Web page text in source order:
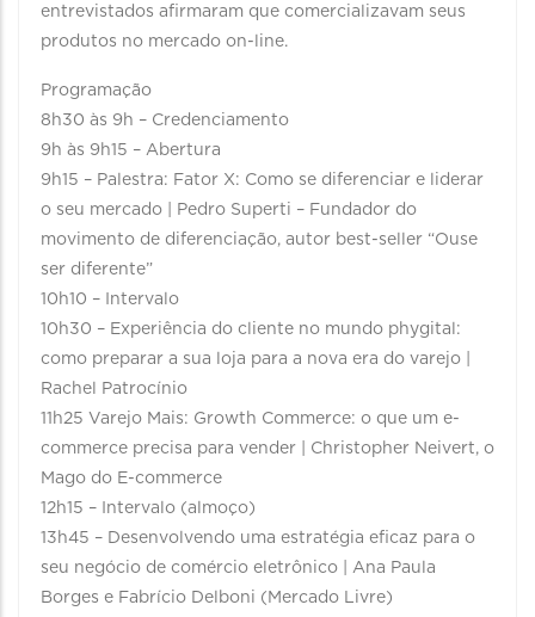
entrevistados afirmaram que comercializavam seus
produtos no mercado on-line.
Programação
8h30 às 9h – Credenciamento
9h às 9h15 – Abertura
9h15 – Palestra: Fator X: Como se diferenciar e liderar
o seu mercado | Pedro Superti – Fundador do
movimento de diferenciação, autor best-seller “Ouse
ser diferente”
10h10 – Intervalo
10h30 – Experiência do cliente no mundo phygital:
como preparar a sua loja para a nova era do varejo |
Rachel Patrocínio
11h25 Varejo Mais: Growth Commerce: o que um e-
commerce precisa para vender | Christopher Neivert, o
Mago do E-commerce
12h15 – Intervalo (almoço)
13h45 – Desenvolvendo uma estratégia eficaz para o
seu negócio de comércio eletrônico | Ana Paula
Borges e Fabrício Delboni (Mercado Livre)